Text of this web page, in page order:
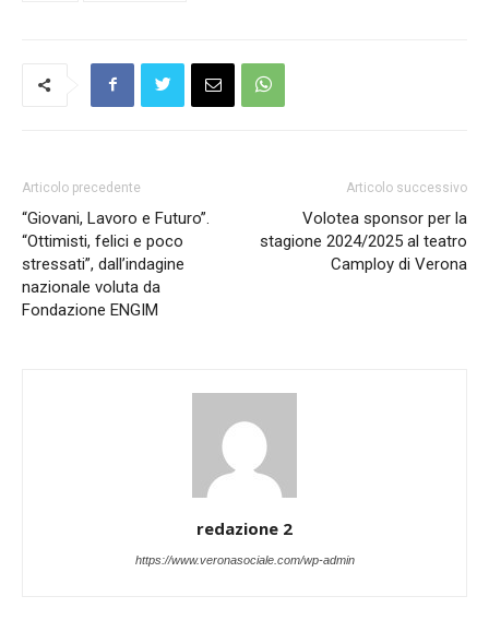
Articolo precedente
“Giovani, Lavoro e Futuro”.
“Ottimisti, felici e poco
stressati”, dall’indagine
nazionale voluta da
Fondazione ENGIM
Articolo successivo
Volotea sponsor per la
stagione 2024/2025 al teatro
Camploy di Verona
redazione 2
https://www.veronasociale.com/wp-admin